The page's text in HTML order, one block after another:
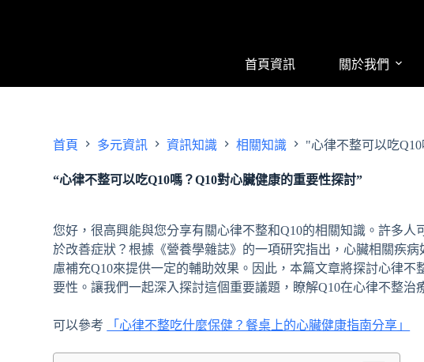
首頁資訊 關於我們
首頁 多元資訊 資訊知識 相關知識 "心律不整可以吃
“心律不整可以吃Q10嗎？Q10對心臟健康的重要性探討”
您好，很高興能與您分享有關心律不整和Q10的相關知識。許多
於改善症狀？根據《營養學雜誌》的一項研究指出，心臟相關疾
慮補充Q10來提供一定的輔助效果。因此，本篇文章將探討心律不
要性。讓我們一起深入探討這個重要議題，瞭解Q10在心律不整治
可以參考 「心律不整吃什麼保健？餐桌上的心臟健康指南分享」